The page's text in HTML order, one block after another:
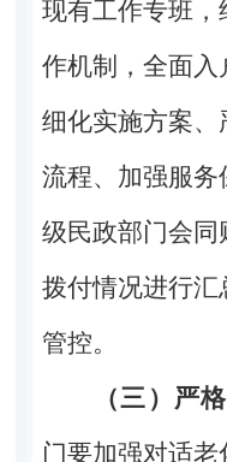
现有工作专班
作机制，全面入
细化实施方案
流程、加强服
级民政部门会
拨付情况进行
管控。
（三）严
门要加强对适